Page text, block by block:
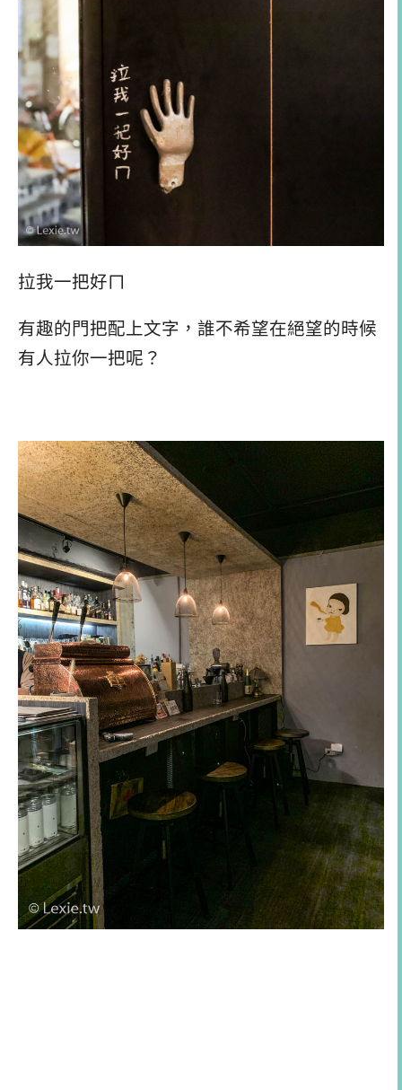
拉我一把好ㄇ
有趣的門把配上文字，誰不希望在絕望的時候
有人拉你一把呢？